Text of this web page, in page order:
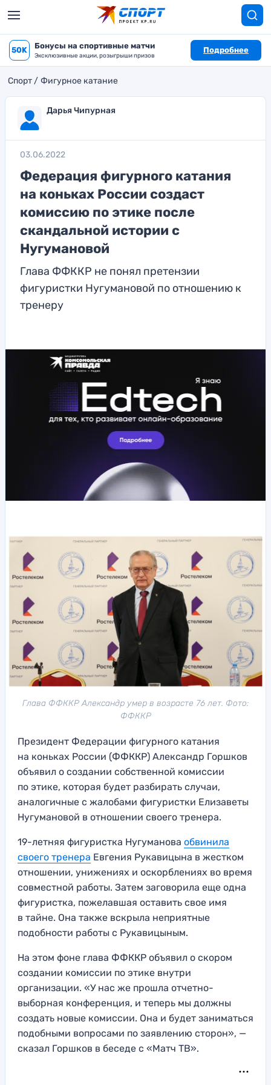
50K Бонусы на спортивные матчи
Эксклюзивные акции, розыгрыши призов
Подробнее
Спорт Фигурное катание
Дарья Чипурная
03.06.2022
Федерация фигурного катания
на коньках России создаст
комиссию по этике после
скандальной истории с
Нугумановой
Глава ФФККР не понял претензии
фигуристки Нугумановой по отношению к
тренеру
Глава ФФККР Александр умер в возрасте 76 лет. Фото:
ФФККР
Президент Федерации фигурного катания
на коньках России (ФФККР) Александр Горшков
объявил о создании собственной комиссии
по этике, которая будет разбирать случаи,
аналогичные с жалобами фигуристки Елизаветы
Нугумановой в отношении своего тренера.
19-летняя фигуристка Нугуманова обвинила
своего тренера Евгения Рукавицына в жестком
отношении, унижениях и оскорблениях во время
совместной работы. Затем заговорила еще одна
фигуристка, пожелавшая оставить свое имя
в тайне. Она также вскрыла неприятные
подобности работы с Рукавицыным.
На этом фоне глава ФФККР объявил о скором
создании комиссии по этике внутри
организации. «У нас же прошла отчетно-
выборная конференция, и теперь мы должны
создать новые комиссии. Она и будет заниматься
подобными вопросами по заявлению сторон», —
сказал Горшков в беседе с «Матч ТВ».